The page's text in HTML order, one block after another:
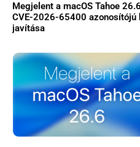
Megjelent a macOS Tahoe
CVE-2026-65400 azonosítójú
javítása